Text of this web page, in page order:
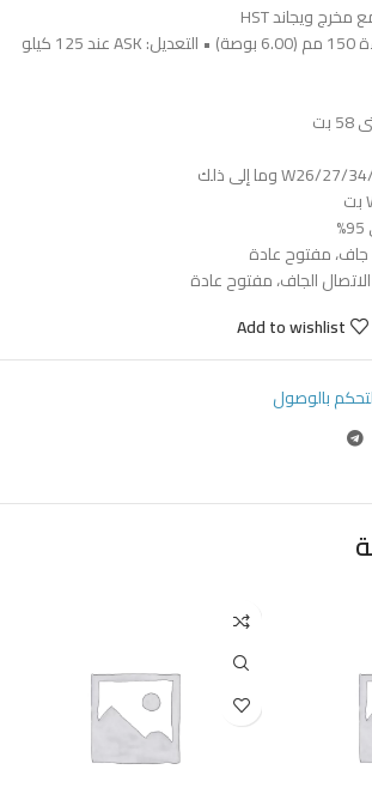
الحد الأقصى لنطاق القراءة 150 مم (6.00 بوصة) • التعديل: ASK عند 125 كيلو
الجاف، مفتوح عادة
Add to wishlist
بالوصول